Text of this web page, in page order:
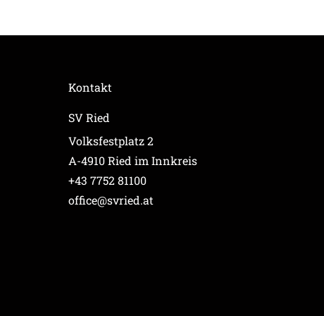
Kontakt
SV Ried
Volksfestplatz 2
A-4910 Ried im Innkreis
+43 7752 81100
office@svried.at